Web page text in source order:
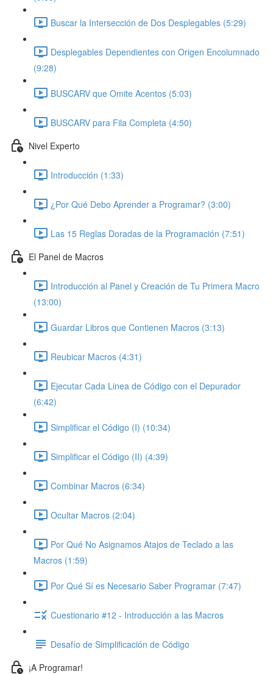
Buscar la Intersección de Dos Desplegables (5:29)
Desplegables Dependientes con Origen Encolumnado
(9:28)
BUSCARV que Omite Acentos (5:03)
BUSCARV para Fila Completa (4:50)
Nivel Experto
Introducción (1:33)
¿Por Qué Debo Aprender a Programar? (3:00)
Las 15 Reglas Doradas de la Programación (7:51)
El Panel de Macros
Introducción al Panel y Creación de Tu Primera Macro
(13:00)
Guardar Libros que Contienen Macros (3:13)
Reubicar Macros (4:31)
Ejecutar Cada Linea de Código con el Depurador
(6:42)
Simplificar el Código (I) (10:34)
Simplificar el Código (II) (4:39)
Combinar Macros (6:34)
Ocultar Macros (2:04)
Por Qué No Asignamos Atajos de Teclado a las
Macros (1:59)
Por Qué Sí es Necesario Saber Programar (7:47)
Cuestionario #12 - Introducción a las Macros
Desafío de Simplificación de Código
¡A Programar!